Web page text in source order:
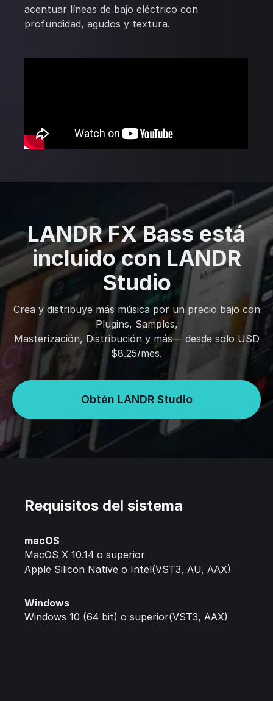
acentuar líneas de bajo eléctrico con
profundidad, agudos y textura.
LANDR FX Bass está
incluido con LANDR
Studio
Crea y distribuye más música por un precio bajo con
Plugins, Samples,
Masterización, Distribución y más— desde solo USD
$8.25/mes.
Obtén LANDR Studio
Requisitos del sistema
macOS
MacOS X 10.14 o superior
Apple Silicon Native o Intel(VST3, AU, AAX)
Windows
Windows 10 (64 bit) o superior(VST3, AAX)